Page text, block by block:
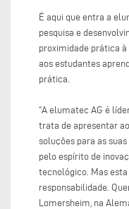
É aqui que entra a
pesquisa e
proximidade prática
aos estudantes
prática.
“A elumatec AG é
trata de apresentar
soluções para as
pelo espírito de
tecnológico. Mas esta
responsabilidade.
Lomersheim, na